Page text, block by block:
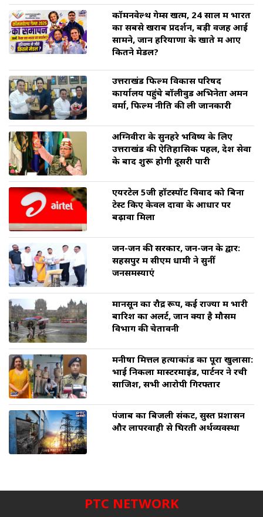
कॉमनवेल्थ गेम्स खत्म, 24 साल में भारत
का सबसे खराब प्रदर्शन, बड़ी वजह आई
सामने, जानें हरियाणा के खाते में आए
कितने मेडल?
उत्तराखंड फिल्म विकास परिषद
कार्यालय पहुंचे बॉलीवुड अभिनेता अमन
वर्मा, फिल्म नीति की ली जानकारी
अग्निवीरों के सुनहरे भविष्य के लिए
उत्तराखंड की ऐतिहासिक पहल, देश सेवा
के बाद शुरू होगी दूसरी पारी
एयरटेल 5जी हॉटस्पॉट विवाद को बिना
टेस्ट किए केवल दावों के आधार पर
बढ़ावा मिला
जन-जन की सरकार, जन-जन के द्वार:
सहसपुर में सीएम धामी ने सुनीं
जनसमस्याएं
मानसून का रौद्र रूप, कई राज्यों में भारी
बारिश का अलर्ट, जानें क्या है मौसम
विभाग की चेतावनी
मनीषा मित्तल हत्याकांड का पूरा खुलासा:
भाई निकला मास्टरमाइंड, पार्टनर ने रची
साजिश, सभी आरोपी गिरफ्तार
पंजाब का बिजली संकट, सुस्त प्रशासन
और लापरवाही से घिरती अर्थव्यवस्था
PTC NETWORK